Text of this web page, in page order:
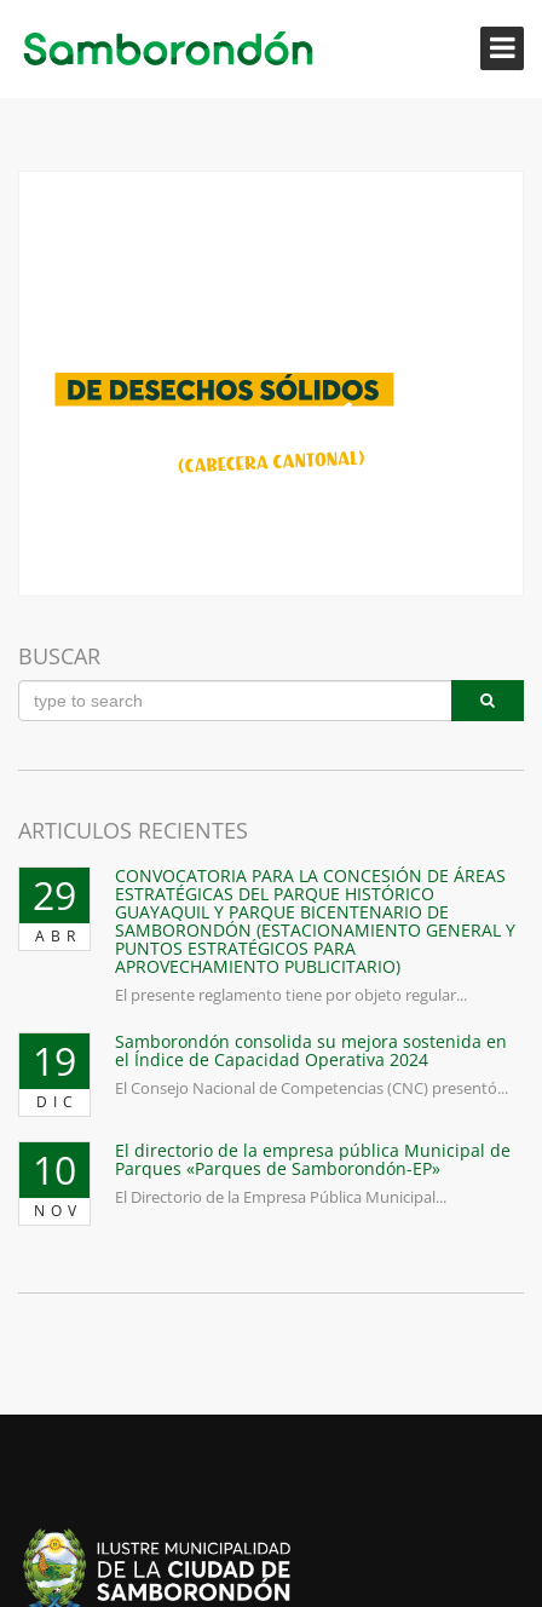
BUSCAR
ARTICULOS RECIENTES
29
ABR
CONVOCATORIA PARA LA CONCESIÓN DE ÁREAS
ESTRATÉGICAS DEL PARQUE HISTÓRICO
GUAYAQUIL Y PARQUE BICENTENARIO DE
SAMBORONDÓN (ESTACIONAMIENTO GENERAL Y
PUNTOS ESTRATÉGICOS PARA
APROVECHAMIENTO PUBLICITARIO)
El presente reglamento tiene por objeto regular...
19
DIC
Samborondón consolida su mejora sostenida en
el Índice de Capacidad Operativa 2024
El Consejo Nacional de Competencias (CNC) presentó...
10
NOV
El directorio de la empresa pública Municipal de
Parques «Parques de Samborondón-EP»
El Directorio de la Empresa Pública Municipal...